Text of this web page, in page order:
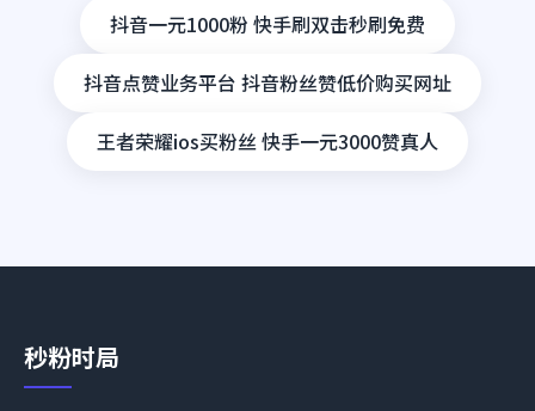
抖音一元1000粉 快手刷双击秒刷免费
抖音点赞业务平台 抖音粉丝赞低价购买网址
王者荣耀ios买粉丝 快手一元3000赞真人
秒粉时局